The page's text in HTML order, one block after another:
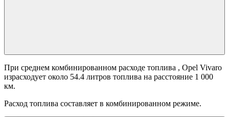
При среднем комбинированном расходе топлива , Opel Vivaro
израсходует около 54.4 литров топлива на расстояние 1 000
км.
Расход топлива составляет в комбинированном режиме.